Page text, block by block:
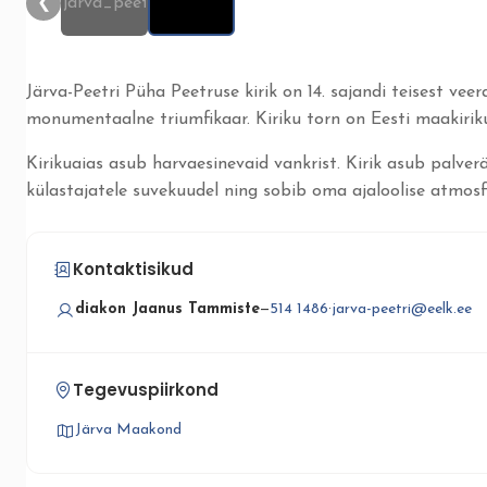
Järva-Peetri Püha Peetruse kirik on 14. sajandi teisest
monumentaalne triumfikaar. Kiriku torn on Eesti
Kirikuaias asub harvaesinevaid vankrist. Kirik asub
külastajatele suvekuudel ning sobib oma ajaloolise
Kontaktisikud
diakon Jaanus Tammiste—514 1486·jarva-peetri@eelk.ee
Tegevuspiirkond
Järva Maakond